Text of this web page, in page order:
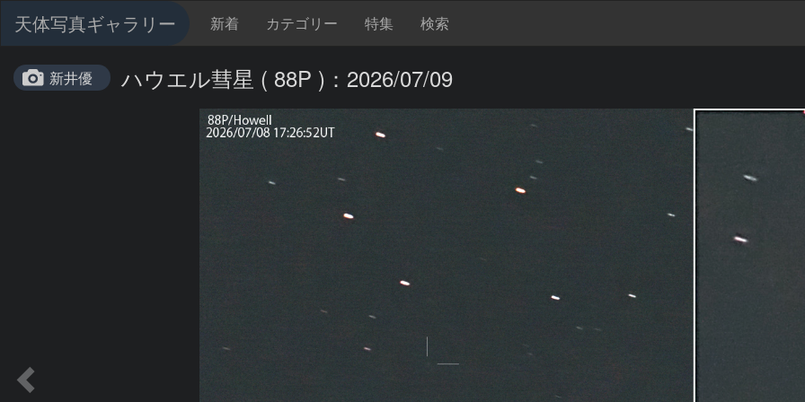
天体写真ギャラリー 新着 カテゴリー 特集 検索
新井優 ハウエル彗星 ( 88P )：2026/07/09